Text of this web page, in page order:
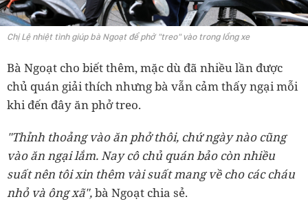
Chị Lệ nhiệt tình giúp bà Ngoạt để phở "treo" vào trong lồng xe
Bà Ngoạt cho biết thêm, mặc dù đã nhiều lần được
chủ quán giải thích nhưng bà vẫn cảm thấy ngại mỗi
khi đến đây ăn phở treo.
"Thỉnh thoảng vào ăn phở thôi, chứ ngày nào cũng
vào ăn ngại lắm. Nay cô chủ quán bảo còn nhiều
suất nên tôi xin thêm vài suất mang về cho các cháu
nhỏ và ông xã",bà Ngoạt chia sẻ.